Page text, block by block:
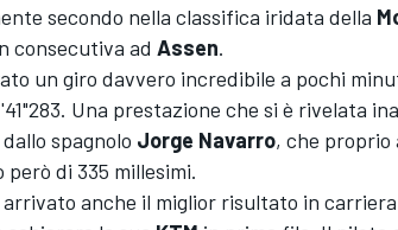
secondo nella classifica iridata della
consecutiva ad Assen.
un giro davvero incredibile a pochi
Una prestazione che si è rivelata
spagnolo Jorge Navarro, che proprio
di 335 millesimi.
anche il miglior risultato in